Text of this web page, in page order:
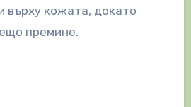
върху кожата, докато
премине.